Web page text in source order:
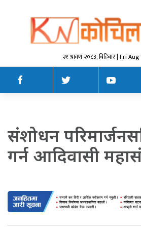
२१ श्रावण २०८३, बिहिबार | Fri
संशोधन
गर्न आदिवासी